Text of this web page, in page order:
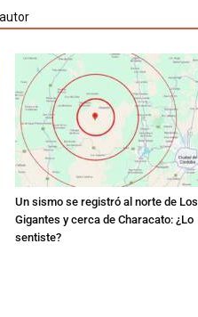
Un sismo se registró al norte de Los
Gigantes y cerca de Characato: ¿Lo
sentiste?